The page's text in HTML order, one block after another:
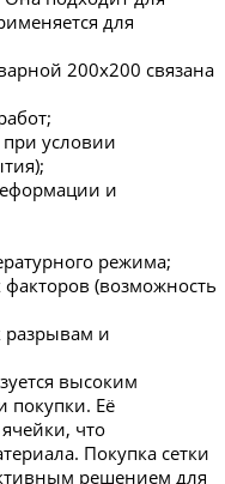
для
200х200 связана
при условии
и
режима;
(возможность
разрывам и
высоким
покупки. Её
что
Покупка сетки
решением для